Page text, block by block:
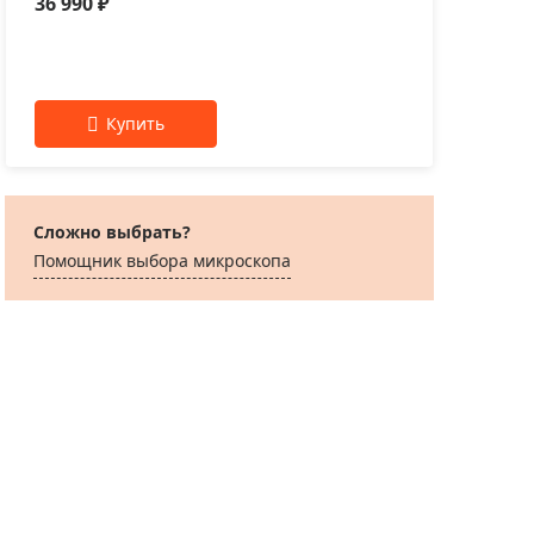
Сложно выбрать?
Помощник выбора микроскoпа